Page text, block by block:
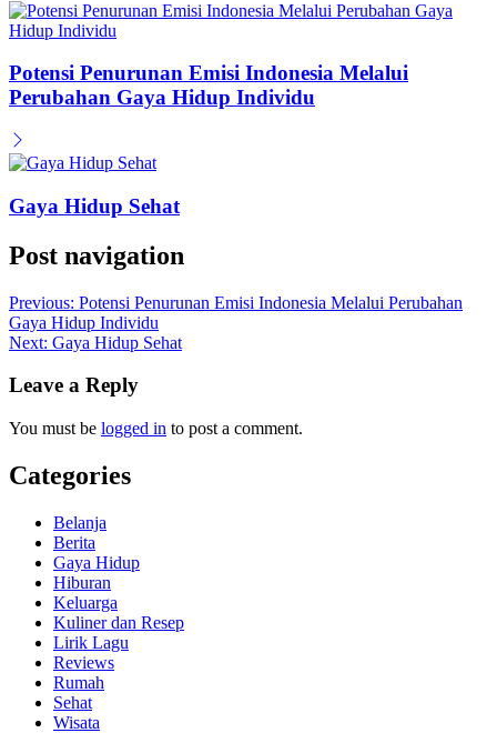
Potensi Penurunan Emisi Indonesia Melalui
Perubahan Gaya Hidup Individu
Gaya Hidup Sehat
Post navigation
Previous: Potensi Penurunan Emisi Indonesia Melalui Perubahan
Gaya Hidup Individu
Next: Gaya Hidup Sehat
Leave a Reply
You must be logged in to post a comment.
Categories
Belanja
Berita
Gaya Hidup
Hiburan
Keluarga
Kuliner dan Resep
Lirik Lagu
Reviews
Rumah
Sehat
Wisata